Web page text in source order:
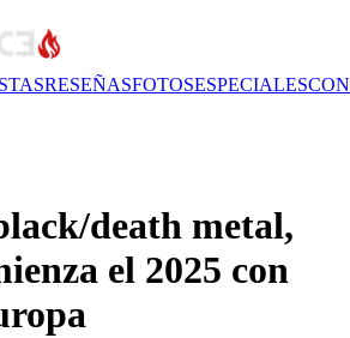
RESEÑASFOTOSESPECIALES
death metal,
el 2025 con